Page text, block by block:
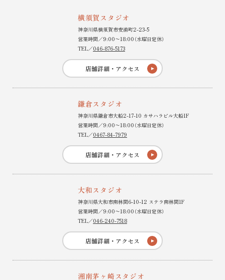
横須賀スタジオ
神奈川県横須賀市安浦町2-23-5
営業時間／9:00〜18:00（水曜日定休）
TEL／046-876-5173
店舗詳細・アクセス
鎌倉スタジオ
神奈川県鎌倉市大船2-17-10 カサハラビル大船1F
営業時間／9:00〜18:00（水曜日定休）
TEL／0467-84-7979
店舗詳細・アクセス
大和スタジオ
神奈川県大和市南林間6-10-12 ステラ南林間1F
営業時間／9:00〜18:00（水曜日定休）
TEL／046-240-7518
店舗詳細・アクセス
湘南茅ヶ崎スタジオ